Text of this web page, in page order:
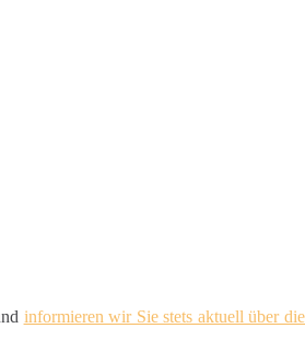
informieren wir Sie stets aktuell über